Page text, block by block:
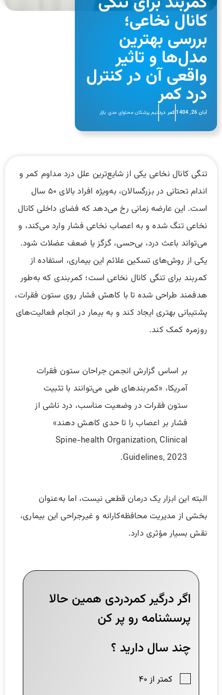
کانال نخاعی؛
بررسی بهترین
مدل‌ها و تاثیر
واقعی آن در کنترل
درد کمر
آبان 26, 1404 کمر دردتیم پزشکان محتوای مدی بازار
تنگی کانال نخاعی یکی از شایع‌ترین علل درد مداوم کمر و
اندام تحتانی در بزرگسالان، به‌ویژه افراد بالای ۵۰ سال
است. این عارضه زمانی رخ می‌دهد که فضای داخلی کانال
نخاعی تنگ شده و به اعصاب نخاعی فشار وارد می‌کند، و
می‌تواند باعث درد، بی‌حسی، گزگز یا ضعف عضلات شود.
یکی از روش‌های تسکین علائم این بیماری، استفاده از
کمربند برای تنگی کانال نخاعی است؛ کمربندی که به‌طور
هدفمند طراحی شده تا با کاهش فشار روی ستون فقرات،
پشتیبانی بهتری ایجاد کند و به بیمار در انجام فعالیت‌های
روزمره کمک کند.
بر اساس گزارش انجمن جراحان ستون فقرات
آمریکا، «کمربندهای طبی می‌توانند با تثبیت
ستون فقرات در وضعیت مناسب، درد ناشی از
فشار بر اعصاب را تا حدی کاهش دهند»
Spine-health Organization, Clinical
Guidelines, 2023.
البته این ابزار یک درمان قطعی نیست، اما به‌عنوان
بخشی از مدیریت محافظه‌کارانه و غیرجراحی این بیماری،
نقش بسیار مؤثری دارد.